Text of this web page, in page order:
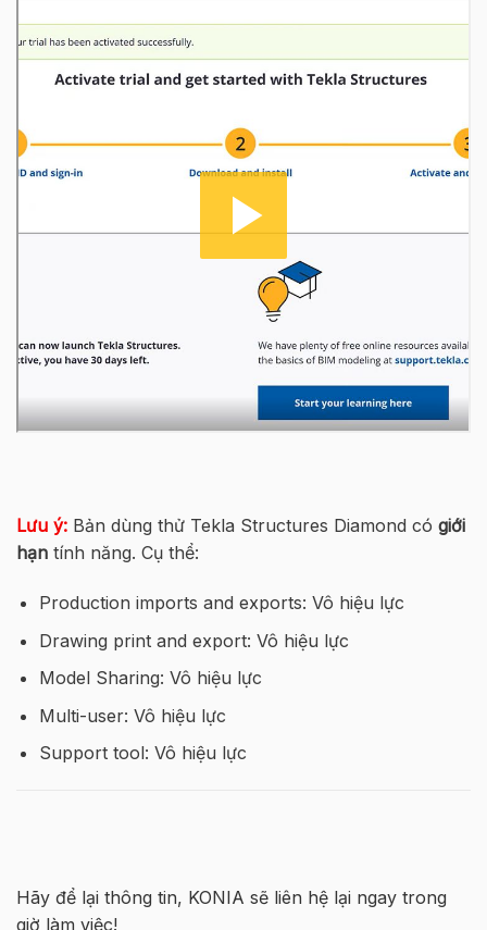
Lưu ý: Bản dùng thử Tekla Structures Diamond có giới
hạn tính năng. Cụ thể:
Production imports and exports: Vô hiệu lực
Drawing print and export: Vô hiệu lực
Model Sharing: Vô hiệu lực
Multi-user: Vô hiệu lực
Support tool: Vô hiệu lực
Hãy để lại thông tin, KONIA sẽ liên hệ lại ngay trong
giờ làm việc!